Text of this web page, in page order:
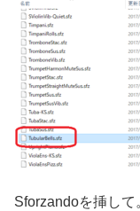
Sforzandoを挿して